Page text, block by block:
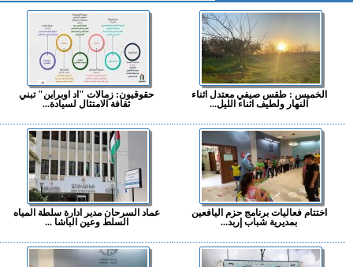
الخميس : طقس صيفي معتدل اثناء
النهار ولطيف اثناء الليل...
حقوقيون: زمالات "اد اوبراين" تبني
ثقافة الامتثال لسيادة...
اختتام فعاليات برنامج حزم اليافعين
بمديرية شباب إربد...
عماد السرحان مدير ادارة سلطة المياه
السلط وعين الباشا ...